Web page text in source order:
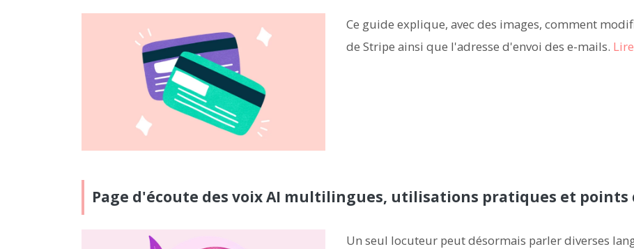
Ce guide explique, avec des images, comment
de Stripe ainsi que l'adresse d'envoi des e-mails.
Page d'écoute des voix AI multilingues, utilisations pratiques et
Un seul locuteur peut désormais parler diverses